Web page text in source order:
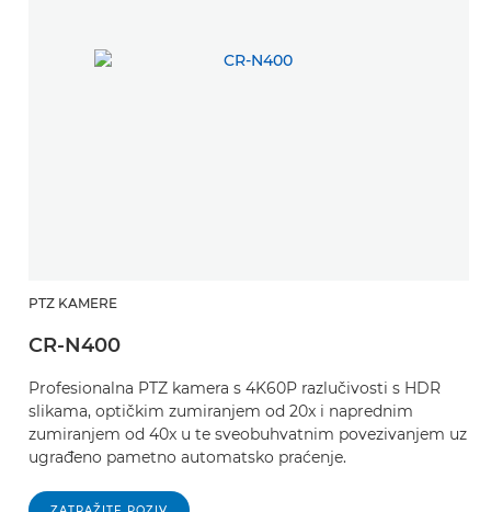
PTZ KAMERE
CR-N400
Profesionalna PTZ kamera s 4K60P razlučivosti s HDR
slikama, optičkim zumiranjem od 20x i naprednim
zumiranjem od 40x u te sveobuhvatnim povezivanjem uz
ugrađeno pametno automatsko praćenje.